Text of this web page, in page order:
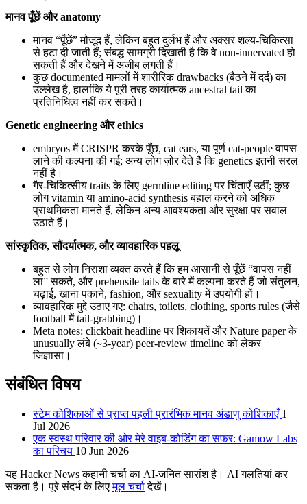
मानव पूँछें और anatomy
मानव “पूँछें” मौजूद हैं, लेकिन बहुत दुर्लभ हैं और अक्सर शल्य-चिकित्सा
से हटा दी जाती हैं; संबद्ध सामग्री दिखाती है कि वे non-innervated हो
सकती हैं और देखने में अजीब लगती हैं।
कुछ documented मामलों में शारीरिक drawbacks (बैठने में दर्द) का
उल्लेख है, हालांकि ये पूरी तरह कार्यात्मक ancestral tail का
प्रतिनिधित्व नहीं कर सकते।
Genetic engineering और ethics
embryos में CRISPR करके पूँछ, cat ears, या पूर्ण cat-people वापस
लाने की कल्पना की गई; अन्य लोग ज़ोर देते हैं कि genetics इतनी सरल
नहीं है।
गैर-चिकित्सीय traits के लिए germline editing पर चिंताएँ उठीं; कुछ
लोग vitamin या amino-acid synthesis बहाल करने को अधिक
प्राथमिकता मानते हैं, लेकिन अन्य आवश्यकता और सुरक्षा पर सवाल
उठाते हैं।
सांस्कृतिक, सौंदर्यात्मक, और व्यावहारिक पहलू
बहुत से लोग निराशा व्यक्त करते हैं कि हम आसानी से पूँछें “वापस नहीं
ला” सकते, और prehensile tails के बारे में कल्पना करते हैं जो संतुलन,
चढ़ाई, खाना पकाने, fashion, और sexuality में उपयोगी हों।
व्यावहारिक मुद्दे उठाए गए: chairs, toilets, clothing, sports rules (जैसे
football में tail-grabbing)।
Meta notes: clickbait headline पर शिकायतें और Nature paper के
unusually लंबे (∼3-year) peer-review timeline को लेकर
जिज्ञासा।
संबंधित विषय
स्टेम कोशिकाओं से प्राप्त पहली प्रारंभिक मानव अंडाणु कोशिकाएँ1
Jul 2026
एक स्वस्थ परिवार की ओर मेरे वाइब-कोडिंग का सफर: Gamow Labs
का परिचय 10 Jun 2026
यह Hacker News कहानी चर्चा का AI-जनित सारांश है। AI गलतियां कर
सकता है। पूरे संदर्भ के लिएमूल चर्चादेखें।